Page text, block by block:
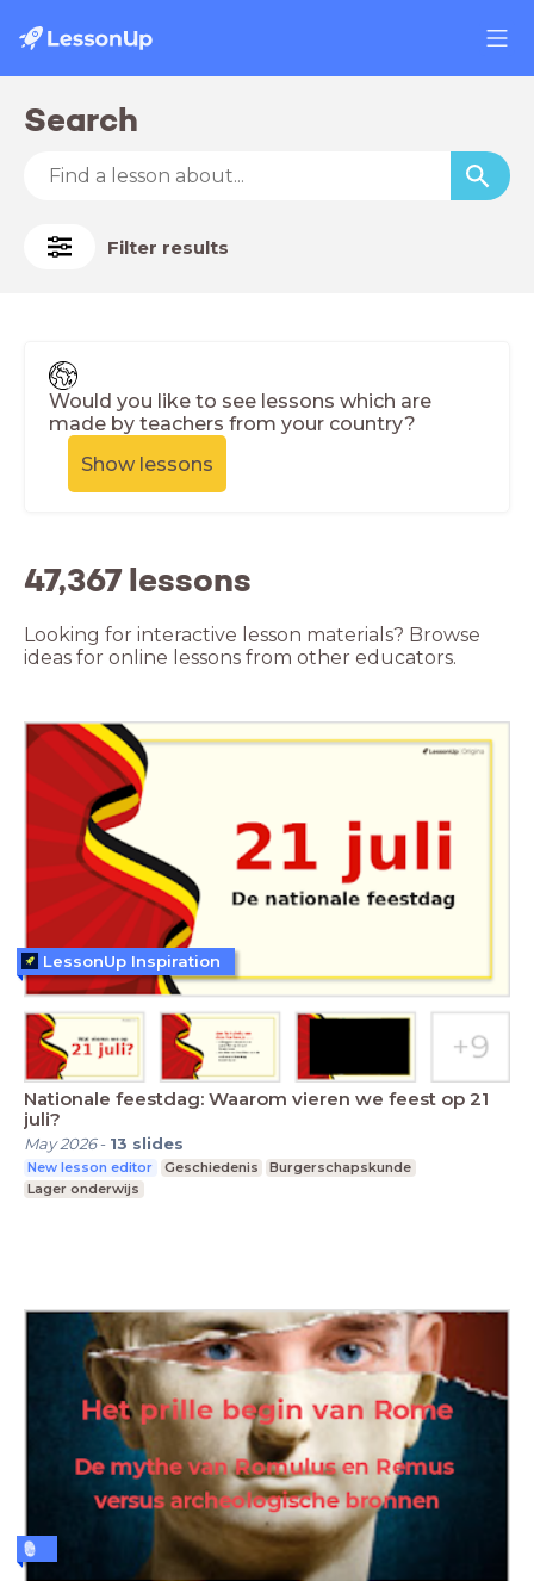
Search
Filter results
Would you like to see lessons which are
made by teachers from your country?
Show lessons
47,367 lessons
Looking for interactive lesson materials? Browse
ideas for online lessons from other educators.
Nationale feestdag: Waarom vieren we feest op 21
juli?
May 2026- 13 slides
New lesson editor Geschiedenis
Burgerschapskunde
Lager onderwijs
LessonUp Inspiration